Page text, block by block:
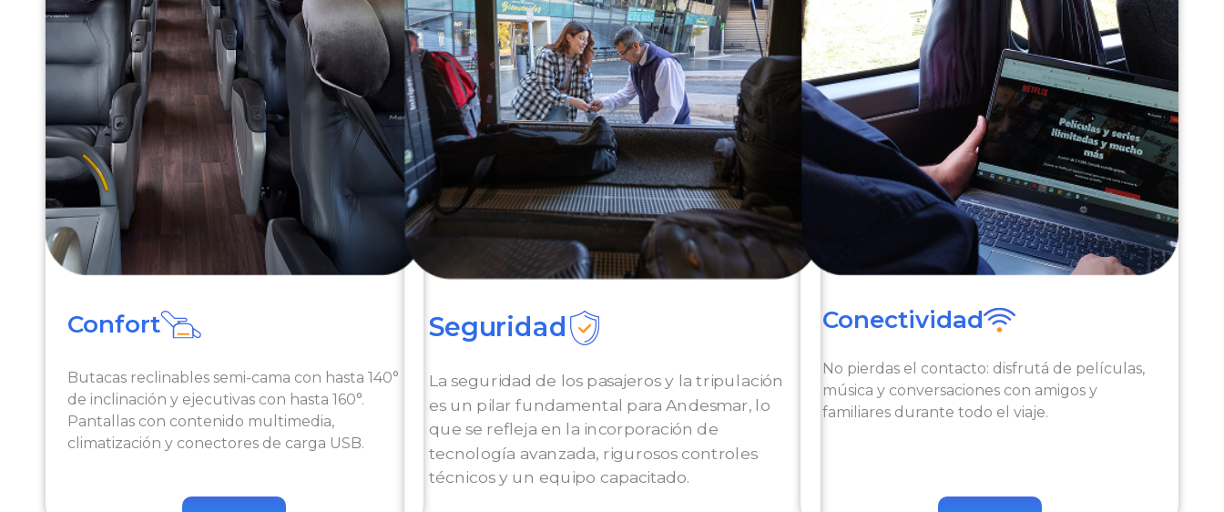
Confort
Butacas reclinables semi-cama con hasta 140°
de inclinación y ejecutivas con hasta 160°.
Pantallas con contenido multimedia,
climatización y conectores de carga USB.
Seguridad
La seguridad de los pasajeros y la tripulación
es un pilar fundamental para Andesmar, lo
que se refleja en la incorporación de
tecnología avanzada, rigurosos controles
técnicos y un equipo capacitado.
Conectividad
No pierdas el contacto: disfrutá de películas,
música y conversaciones con amigos y
familiares durante todo el viaje.